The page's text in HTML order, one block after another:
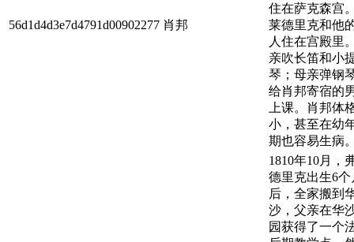
56d1d4d3e7d4791d00902277 肖邦
住在萨克森宫
莱德里克和他
人住在宫殿里
亲吹长笛和小
琴；母亲弹钢
给肖邦寄宿的
上课。肖邦体
小，甚至在幼
期也容易生病
1810年10月，
德里克出生6个
后，全家搬到
沙，父亲在华
园获得了一个